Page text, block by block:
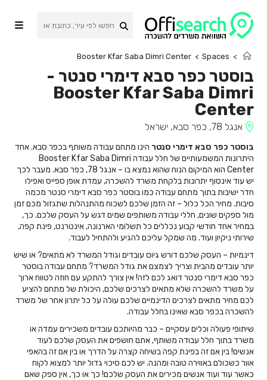
content
>
Spaces
>
Booster Kfar Saba Dimri Center
בוסטר כפר סבא דימרי סנטר -
Booster Kfar Saba Dimri
Center
אנגל 78, כפר סבא, ישראל
בוסטר כפר סבא דימרי סנטר הינו מתחם עבודה משותף בכפר סבא. אחד
היתרונות המשמעותיים של חלל עבודה Booster Kfar Saba Dimri
Center הוא המיקום הנוח שהוא נמצא בו – אנגל 78, כפר סבא. מעבר לכך
יש עוד אינסוף יתרונות בלקחת משרד להשכרה, עמדת אופן ספייס ואפילו
חדר ישיבות בתוך מתחם עבודה כמו בוסטר כפר סבא דימרי סנטר מכמה
סיבות. מחיר הכל כלול – זה הזמן שלכם לשכוח מהתנהלות שתגזול מכם זמן
מול ספקים שונים, חללי עבודה משותפים שמים דגש על העסק שלכם. כך,
במחיר אחד חודשי קבוע נכללים כל תשלומי הארנונה, אינטרנט, פינת קפה,
שירותי ניקיון ועוד. מה שמקל עליכם להגיע ולהתחיל לעבוד.
דינמיות – העסק שלכם דורש גיוס עובדים וגודל המשרד לא מתאים? או שיש
יותר עובדים מהבית וצריך לצמצם את גודל המשרד? מתחם עבודה בוסטר
כפר סבא דימרי סנטר דואג לכם לזה! אין צורך להתקע עם חוזה לטווח ארוך
על משרד להשכרה שלא מתאים לצרכים שלכם, היכולת של מתחם להציע
לכם מחיר מתאים לצרכים הדינמיים שלכם עולה על כל יתרון אחר של משרד
להשכרה בכפר סבא שאינו בחלל עבודה.
שיתופי פעולה וכלים עסקיים – כבר מהיותכם עובדים משכירים עמדה או
משרד בתוך חלל עבודה משותף, אתם חושפים את העסק שלכם לעוד
אנשים! בין אם זה בפינת קפה בשיחה קצרה על הדרך או בין אם זה בהאפי
אוור כשכולם באווירה טובה ומהנה. יש לכם סיכוי גדול יותר למצוא לקוח
כאשר עוד ועוד אנשים מכירים את העסק שלכם! כך או כך, אין ספק שאם